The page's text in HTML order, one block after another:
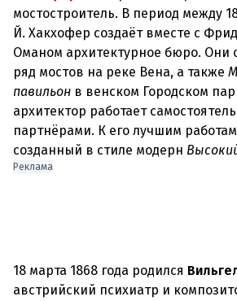
мостостроитель. В период между
Й. Хакхофер создаёт вместе с
Оманом архитектурное бюро. Они
ряд мостов на реке Вена, а также
павильон в венском Городском
архитектор работает
партнёрами. К его лучшим работам
созданный в стиле модерн
Реклама
18 марта 1868 года родился
австрийский психиатр и